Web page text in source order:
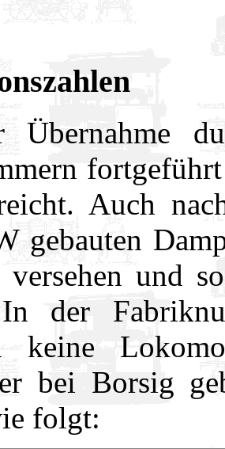
Übernahme
Auch
gebauten
versehen und
der
keine
bei Borsig
folgt: